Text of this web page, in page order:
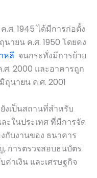
.ศ. 1945 ได้มีการก่อตั้ง
ายน ค.ศ. 1950 โดยคง
หลี จนกระทั่งมีการย้าย
. 2000 และอาคารถูก
ถุนายน ค.ศ. 2001
เป็นสถานที่สำหรับ
ะในประเทศ ที่มีการจัด
กับงานของ ธนาคาร
การตรวจสอบธนบัตร
ค่าเงิน และเศรษฐกิจ